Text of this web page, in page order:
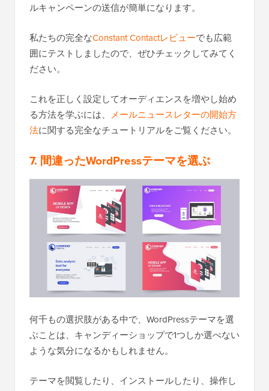
ルキャンペーンの送信が簡単になります。
私たちの完全なConstant Contactレビューでも広範
囲にテストしましたので、ぜひチェックしてみてく
ださい。
これを正しく設定してオーディエンスを増やし始め
る方法を学ぶには、 メールニュースレターの開始方
法に関する完全なチュートリアルをご覧ください。
7. 間違ったWordPressテーマを選ぶ
何千もの選択肢がある中で、WordPressテーマを選
ぶことは、キャンディーショップで1つしか選べない
ような気分になるかもしれません。
テーマを閲覧したり、インストールしたり、操作し